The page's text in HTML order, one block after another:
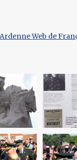
Web de